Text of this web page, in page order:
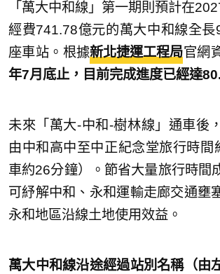
「萬大中和線」第一期則預計在
經費741.78億元的萬大中和線全長
座車站。根據新北捷運工程局官網
年7月底止，目前完成進度已經達
未來「萬大-中和-樹林線」通車後
由中和高中至中正紀念堂旅行時間
車約26分鐘）。節省大量旅行時間
可紓解中和、永和運輸走廊交通壅
永和地區沿線土地使用效益。
萬大中和線沿途經過站別名稱（由